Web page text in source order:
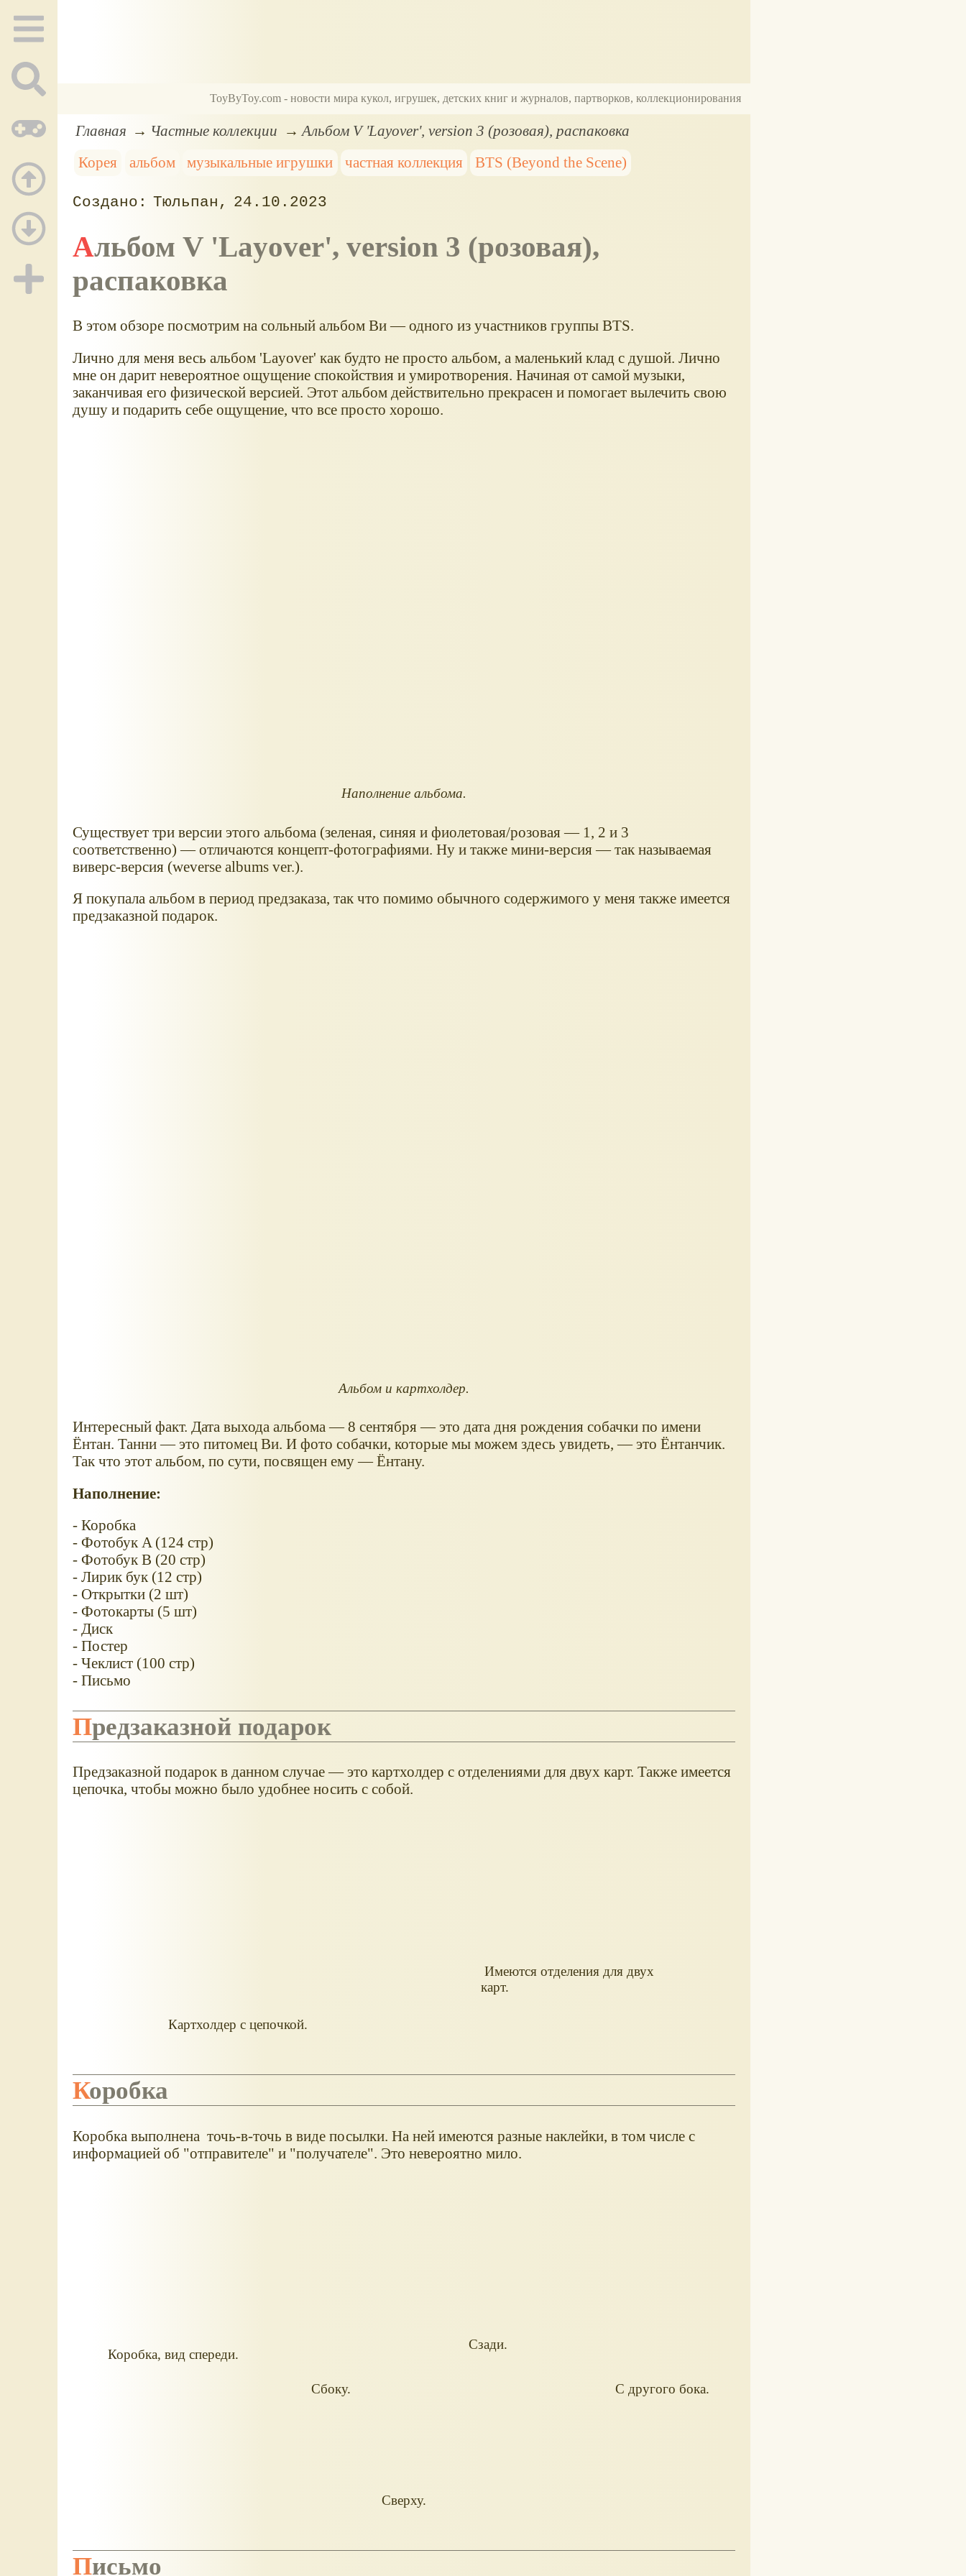
ToyByToy.com - новости мира кукол, игрушек, детских книг и журналов, партворков, коллекционирования
Главная Частные коллекции
Альбом V 'Layover', version 3 (розовая), распаковка
Корея
альбом музыкальные игрушки частная коллекция BTS (Beyond the Scene)
Тюльпан 24.10.2023
Альбом V 'Layover', version 3 (розовая),
распаковка
В этом обзоре посмотрим на сольный альбом Ви — одного из участников группы BTS.
Лично для меня весь альбом 'Layover' как будто не просто альбом, а маленький клад с душой. Лично
мне он дарит невероятное ощущение спокойствия и умиротворения. Начиная от самой музыки,
заканчивая его физической версией. Этот альбом действительно прекрасен и помогает вылечить свою
душу и подарить себе ощущение, что все просто хорошо.
Наполнение альбома.
Существует три версии этого альбома (зеленая, синяя и фиолетовая/розовая — 1, 2 и 3
соответственно) — отличаются концепт-фотографиями. Ну и также мини-версия — так называемая
виверс-версия (weverse albums ver.).
Я покупала альбом в период предзаказа, так что помимо обычного содержимого у меня также имеется
предзаказной подарок.
Альбом и картхолдер.
Интересный факт. Дата выхода альбома — 8 сентября — это дата дня рождения собачки по имени
Ёнтан. Танни — это питомец Ви. И фото собачки, которые мы можем здесь увидеть, — это Ёнтанчик.
Так что этот альбом, по сути, посвящен ему — Ёнтану.
Наполнение:
- Коробка
- Фотобук A (124 стр)
- Фотобук B (20 стр)
- Лирик бук (12 стр)
- Открытки (2 шт)
- Фотокарты (5 шт)
- Диск
- Постер
- Чеклист (100 стр)
- Письмо
Предзаказной подарок
Предзаказной подарок в данном случае — это картхолдер с отделениями для двух карт. Также имеется
цепочка, чтобы можно было удобнее носить с собой.
Картхолдер с цепочкой.
Имеются отделения для двух
карт.
Коробка
Коробка выполнена точь-в-точь в виде посылки. На ней имеются разные наклейки, в том числе с
информацией об "отправителе" и "получателе". Это невероятно мило.
Коробка, вид спереди.
Сбоку.
Сзади.
С другого бока.
Сверху.
Письмо